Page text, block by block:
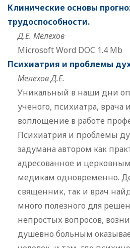
Клинические основы
трудоспособности.
Д.Е. Мелехов
Microsoft Word DOC 1.4 Mb
Психиатрия и проблемы
Мелехов Д.Е.
Уникальный в наши дни
ученого, психиатра,
воплощение в работе
Психиатрия и проблемы
задумана автором как
адресованное и
медикам одновременно.
священник, так и врач
много полезного для
непростых вопросов,
душевно больным